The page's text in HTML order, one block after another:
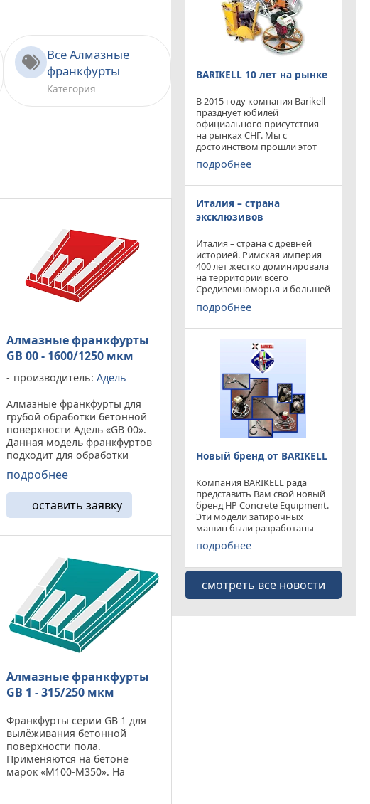
Все Алмазные
франкфурты
Категория
Алмазные франкфурты
GB 00 - 1600/1250 мкм
производитель:Адель
Алмазные франкфурты для
грубой обработки бетонной
поверхности Адель «GB 00».
Данная модель франкфуртов
подходит для обработки
твердых марок бетона, а на
марках бетона «м100-м250»
показывает повышенный
износ алмазного ...
подробнее
оставить заявку
Алмазные франкфурты
GB 1 - 315/250 мкм
Франкфурты серии GB 1 для
вылёживания бетонной
поверхности пола.
Применяются на бетоне
марок «М100-М350». На
BARIKELL 10 лет на рынке
В 2015 году компания Barikell
празднует юбилей
официального присутствия
на рынках СНГ. Мы с
достоинством прошли этот
отрезок времени ,
конкурируя с
результатов и целей которые
перед собой ставили.
подробнее
Италия – страна
эксклюзивов
Италия – страна с древней
историей. Римская империя
400 лет жестко доминировала
на территории всего
Средиземноморья и большей
частью Европы. Императоры
и правители аппенин
Каждый гражданин Земли
подробнее
Новый бренд от BARIKELL
Компания BARIKELL рада
представить Вам свой новый
бренд HP Concrete Equipment.
Эти модели затирочных
машин были разработаны
специально для
удовлетворения рынка
класса . Данная "белая линия"
представлена несколькими
моделями
подробнее
смотреть все новости